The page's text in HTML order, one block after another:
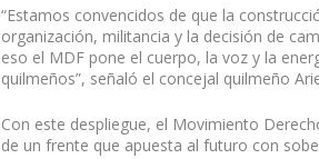
“Estamos convencidos de que la
organización, militancia y la decisión de
eso el MDF pone el cuerpo, la voz y la
quilmeños”, señaló el concejal quilmeño
Con este despliegue, el Movimiento
de un frente que apuesta al futuro con